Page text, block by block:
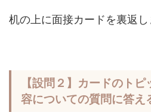
机の上に面接カードを裏返し
【設問２】カードのト
容についての質問に答え